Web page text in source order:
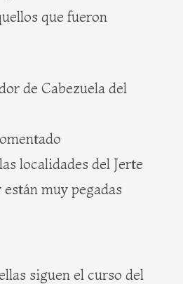
que fueron
de Cabezuela del
localidades del Jerte
están muy pegadas
siguen el curso del